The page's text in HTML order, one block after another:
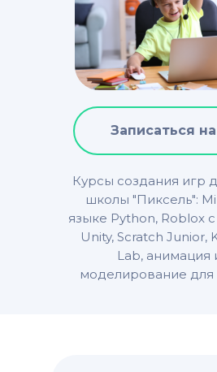
Курсы создания игр
школы "Пиксель":
языке Python, Roblox
Unity, Scratch Junior,
Lab, анимация
моделирование для
Записаться